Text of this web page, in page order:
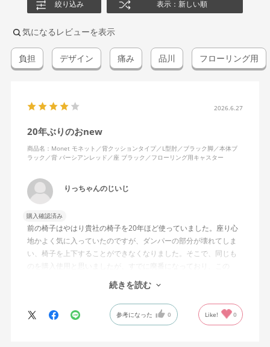
絞り込み 表示：新しい順
気になるレビューを表示
負担 デザイン 痛み 品川 フローリング用
2026.6.27
20年ぶりのおnew
商品名：Monet モネット／背クッションタイプ／L型肘／ブラック脚／本体ブ
ラック／背 パーシアンレッド／座 ブラック／フローリング用キャスター
りっちゃんのじいじ
購入確認済み
前の椅子はやはり貴社の椅子を20年ほど使っていました。座り心
地かよく気に入っていたのですが、ダンパーの部分が壊れてしま
い、椅子を上下することができなくなりました。そこで、同じも
のを購入使用と思いましたが、すでに廃番になっており、この
MonEtを購入しました。やや固めの椅子ですが、使っているうち
になじんでくるのではと思っています。フローリング床で使って
いますが、ややキャスターがよく動きすぎるのが難点でしょう
か。
続きを読む
参考になった 0 Like! 0